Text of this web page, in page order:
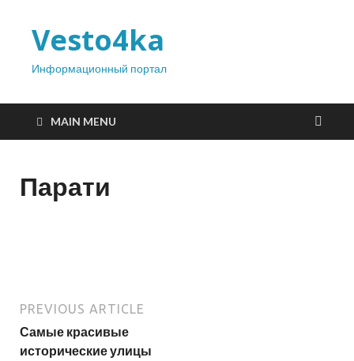
Vesto4ka
Информационный портал
MAIN MENU
Парати
PREVIOUS ARTICLE
Самые красивые
исторические улицы